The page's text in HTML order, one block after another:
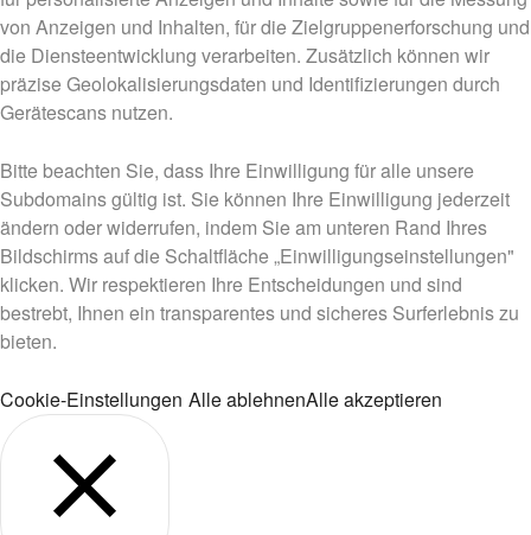
von Anzeigen und Inhalten, für die Zielgruppenerforschung und
die Diensteentwicklung verarbeiten. Zusätzlich können wir
präzise Geolokalisierungsdaten und Identifizierungen durch
Gerätescans nutzen.
Bitte beachten Sie, dass Ihre Einwilligung für alle unsere
Subdomains gültig ist. Sie können Ihre Einwilligung jederzeit
ändern oder widerrufen, indem Sie am unteren Rand Ihres
Bildschirms auf die Schaltfläche „Einwilligungseinstellungen"
klicken. Wir respektieren Ihre Entscheidungen und sind
bestrebt, Ihnen ein transparentes und sicheres Surferlebnis zu
bieten.
Cookie-Einstellungen Alle ablehnenAlle akzeptieren